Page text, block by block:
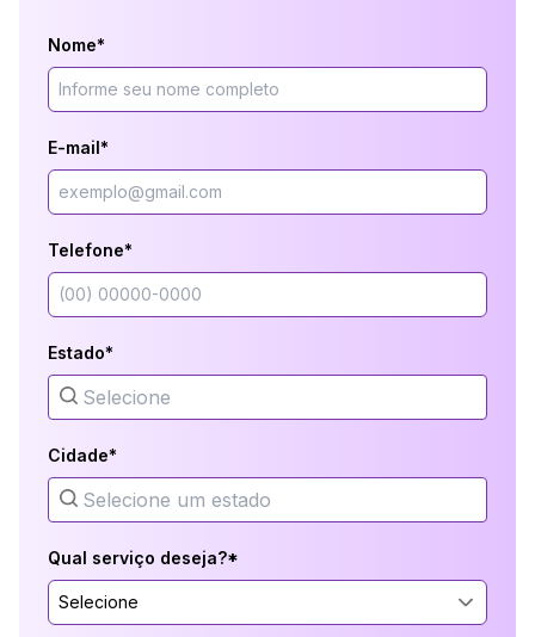
Nome*
E-mail*
Telefone*
Estado*
Cidade*
Qual serviço deseja?*
Selecione